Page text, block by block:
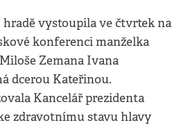
hradě vystoupila ve čtvrtek na
konferenci manželka
Zemana Ivana
dcerou Kateřinou.
Kancelář prezidenta
zdravotnímu stavu hlavy